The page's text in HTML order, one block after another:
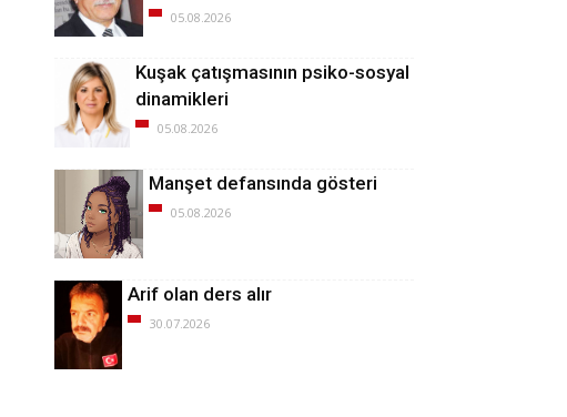
05.08.2026
Kuşak çatışmasının psiko-sosyal
dinamikleri
05.08.2026
Manşet defansında gösteri
05.08.2026
Arif olan ders alır
30.07.2026